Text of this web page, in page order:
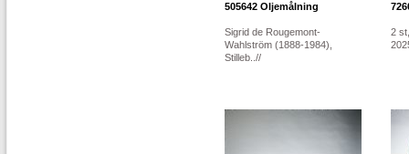
505642 Oljemålning
Sigrid de Rougemont-
Wahlström (1888-1984),
Stilleb..//
2